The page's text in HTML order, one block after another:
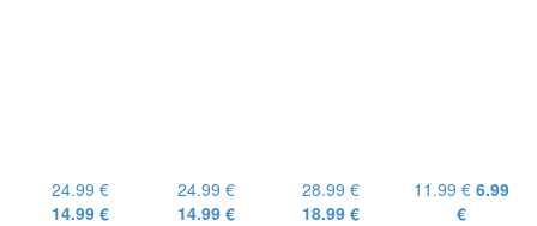
24.99 €
14.99 €
24.99 €
14.99 €
28.99 €
18.99 €
11.99 € 6.99
€